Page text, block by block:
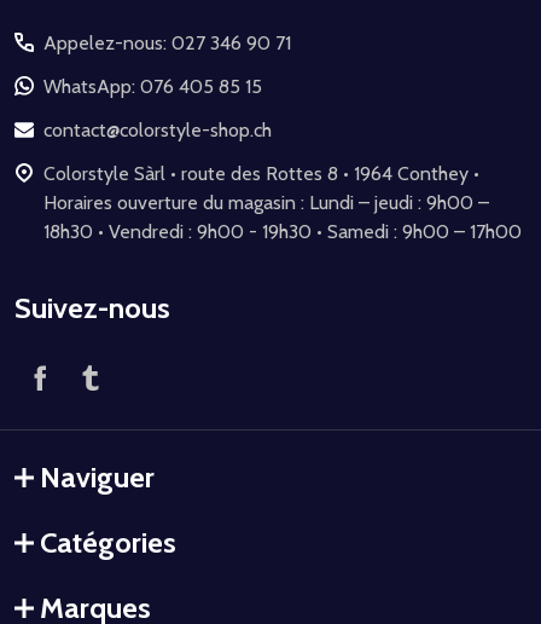
pied
de
page
Appelez-nous: 027 346 90 71
WhatsApp: 076 405 85 15
contact@colorstyle-shop.ch
Colorstyle Sàrl • route des Rottes 8 • 1964 Conthey •
Horaires ouverture du magasin : Lundi – jeudi : 9h00 –
18h30 • Vendredi : 9h00 - 19h30 • Samedi : 9h00 – 17h00
Suivez-nous
Naviguer
Catégories
Marques